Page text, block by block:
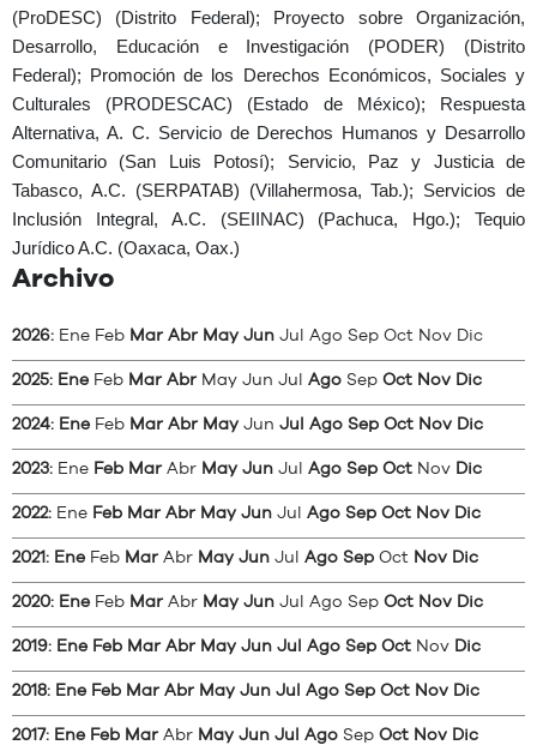
(ProDESC) (Distrito Federal); Proyecto sobre Organización,
Desarrollo, Educación e Investigación (PODER) (Distrito
Federal); Promoción de los Derechos Económicos, Sociales y
Culturales (PRODESCAC) (Estado de México); Respuesta
Alternativa, A. C. Servicio de Derechos Humanos y Desarrollo
Comunitario (San Luis Potosí); Servicio, Paz y Justicia de
Tabasco, A.C. (SERPATAB) (Villahermosa, Tab.); Servicios de
Inclusión Integral, A.C. (SEIINAC) (Pachuca, Hgo.); Tequio
Jurídico A.C. (Oaxaca, Oax.)
Archivo
2026: Ene Feb Mar Abr May Jun Jul Ago Sep Oct Nov Dic
2025: Ene Feb Mar Abr May Jun Jul Ago Sep Oct Nov Dic
2024: Ene Feb Mar Abr May Jun Jul Ago Sep Oct Nov Dic
2023: Ene Feb Mar Abr May Jun Jul Ago Sep Oct Nov Dic
2022: Ene Feb Mar Abr May Jun Jul Ago Sep Oct Nov Dic
2021: Ene Feb Mar Abr May Jun Jul Ago Sep Oct Nov Dic
2020: Ene Feb Mar Abr May Jun Jul Ago Sep Oct Nov Dic
2019: Ene Feb Mar Abr May Jun Jul Ago Sep Oct Nov Dic
2018: Ene Feb Mar Abr May Jun Jul Ago Sep Oct Nov Dic
2017: Ene Feb Mar Abr May Jun Jul Ago Sep Oct Nov Dic